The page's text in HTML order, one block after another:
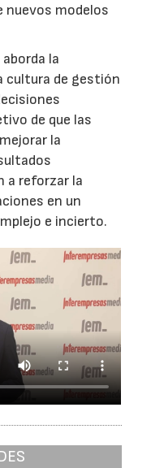
nuevos modelos
la
cultura de gestión
de que las
la
a reforzar la
en un
e incierto.